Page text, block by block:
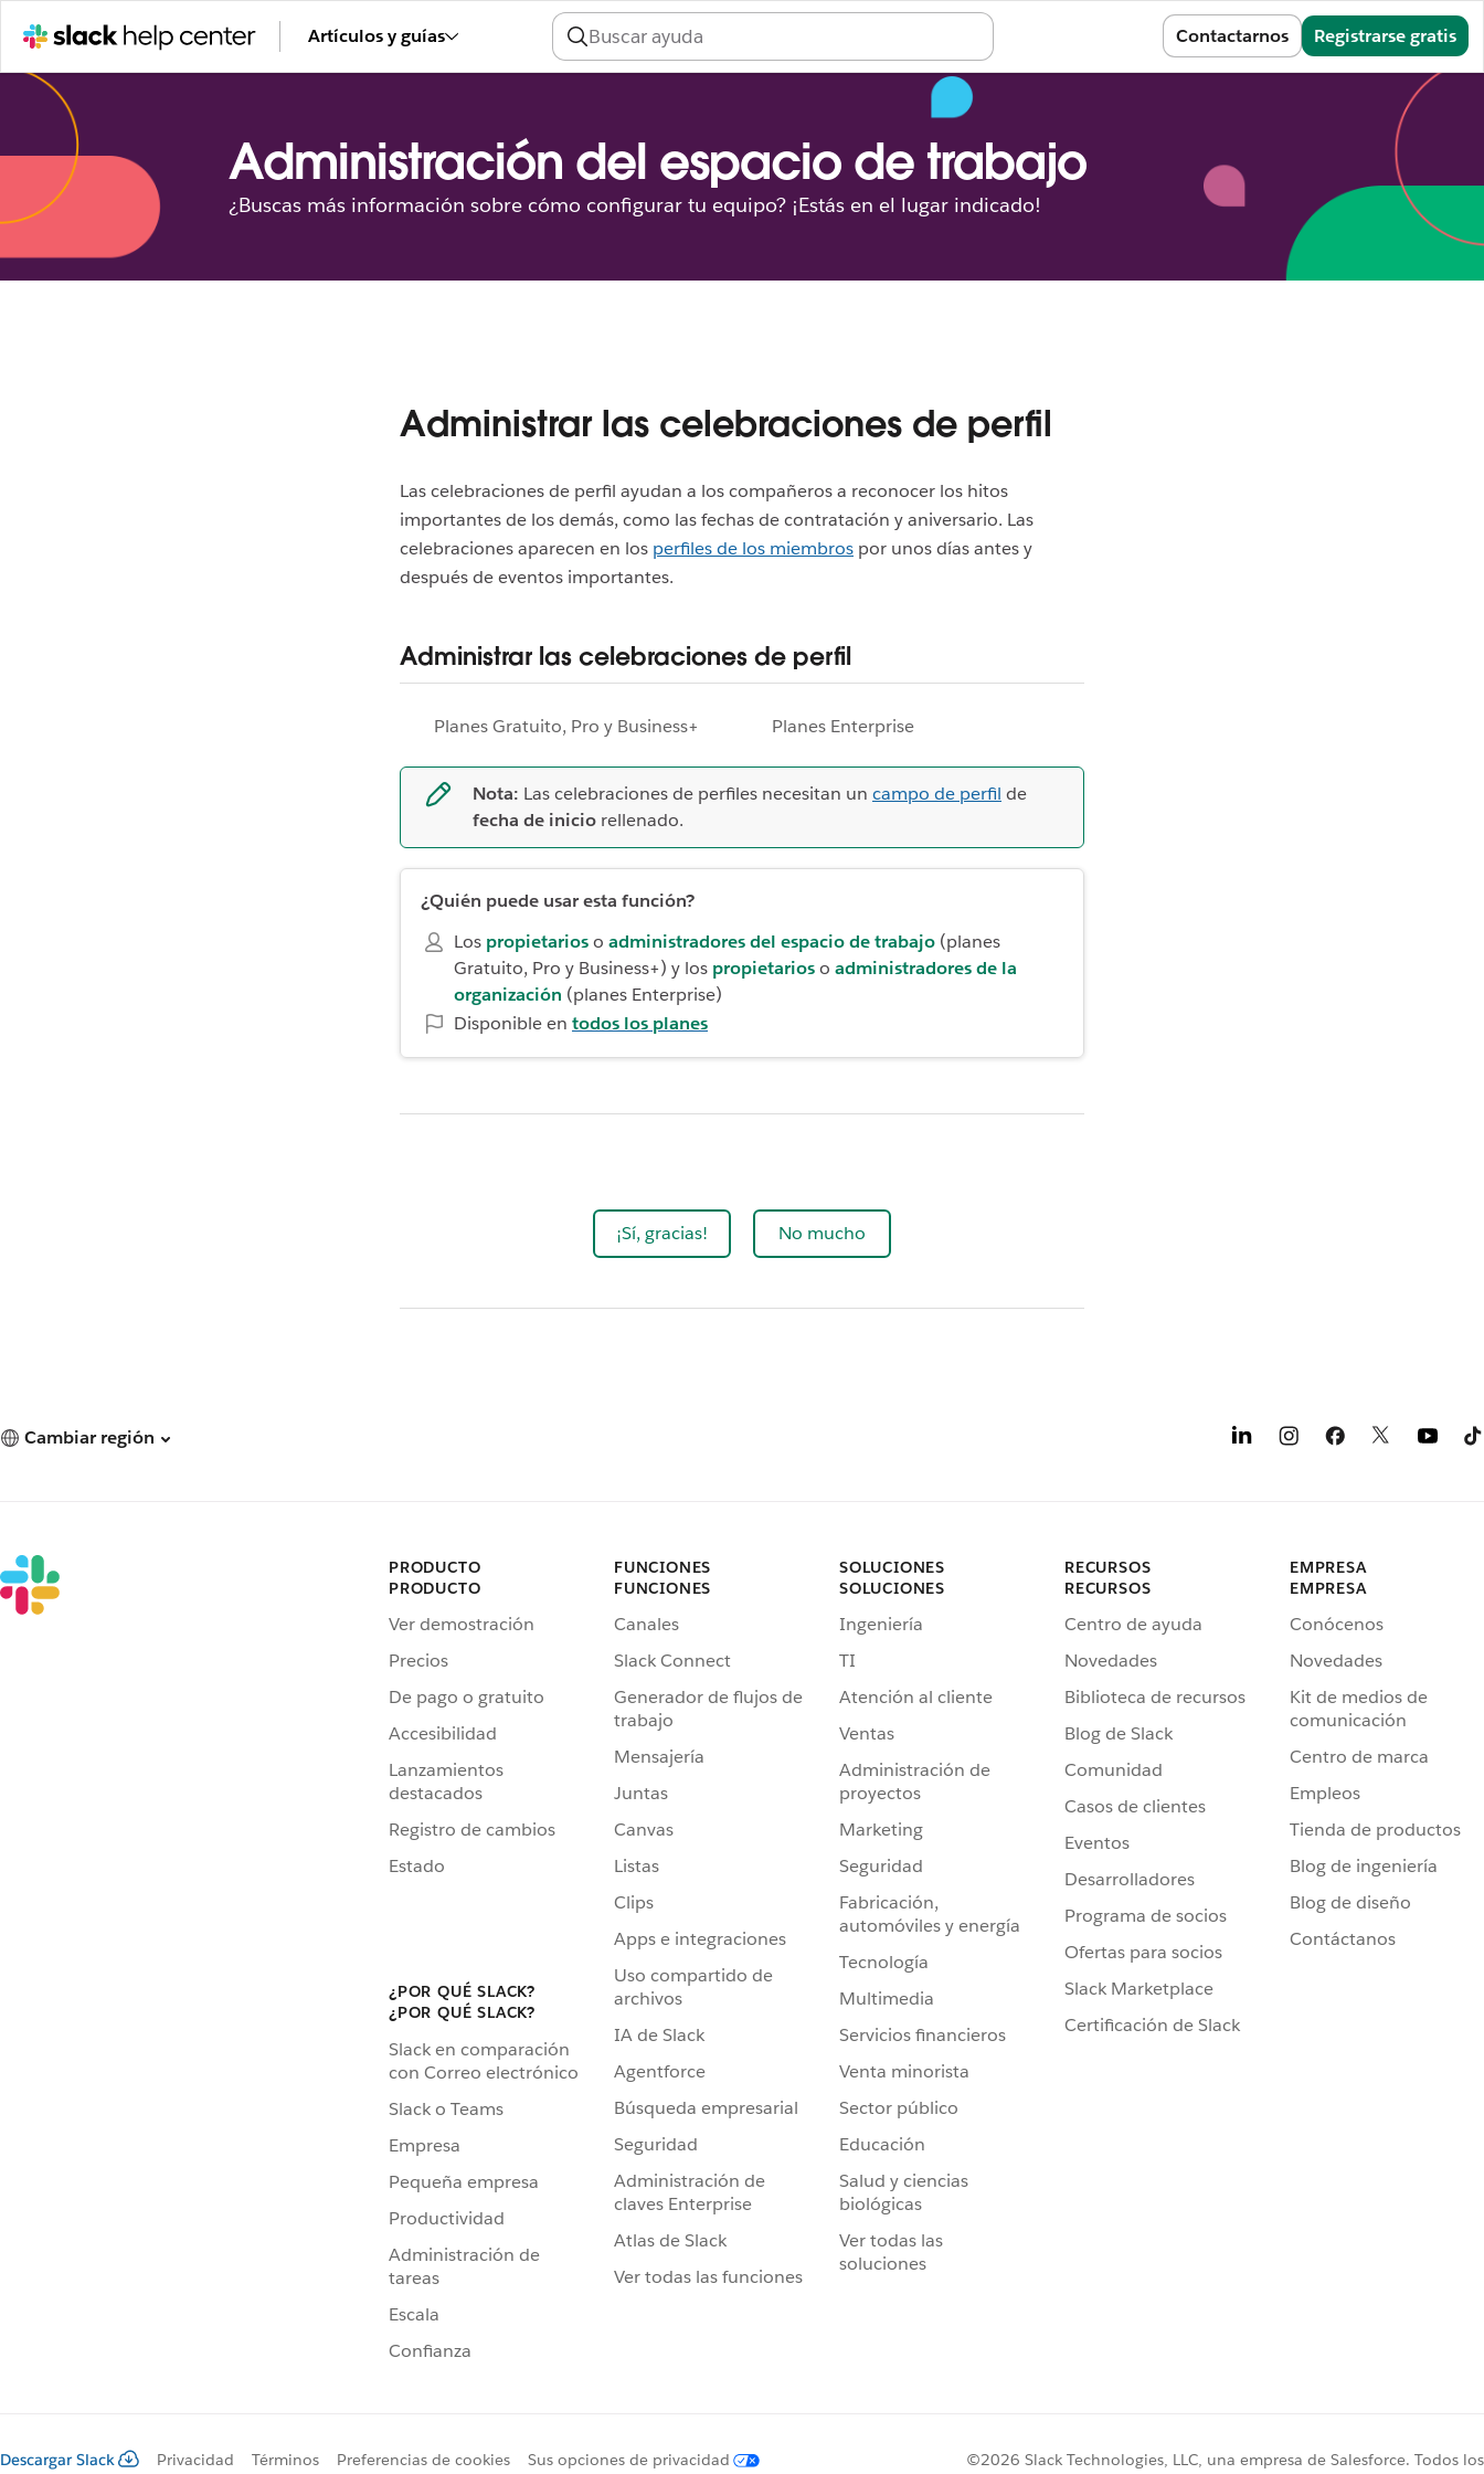
Artículos y guías Contactarnos Registrarse gratis
Administración del espacio de trabajo
¿Buscas más información sobre cómo configurar tu equipo? ¡Estás en el lugar indicado!
Administrar las celebraciones de perfil
Las celebraciones de perfil ayudan a los compañeros a reconocer los hitos
importantes de los demás, como las fechas de contratación y aniversario. Las
celebraciones aparecen en los perfiles de los miembros por unos días antes y
después de eventos importantes.
Administrar las celebraciones de perfil
Planes Gratuito, Pro y Business+ Planes Enterprise
Nota: Las celebraciones de perfiles necesitan un campo de perfil de
fecha de inicio rellenado.
¿Quién puede usar esta función?
Los propietarioso administradores del espacio de trabajo (planes
Gratuito, Pro y Business+) y los propietarioso administradores de la
organización (planes Enterprise)
Disponible en todos los planes
¡Sí, gracias! No mucho
Cambiar región
PRODUCTO
PRODUCTO
Ver demostración
Precios
De pago o gratuito
Accesibilidad
Lanzamientos
destacados
Registro de cambios
Estado
¿POR QUÉ SLACK?
¿POR QUÉ SLACK?
Slack en comparación
con Correo electrónico
Slack o Teams
Empresa
Pequeña empresa
Productividad
Administración de
tareas
Escala
Confianza
FUNCIONES
FUNCIONES
Canales
Slack Connect
Generador de flujos de
trabajo
Mensajería
Juntas
Canvas
Listas
Clips
Apps e integraciones
Uso compartido de
archivos
IA de Slack
Agentforce
Búsqueda empresarial
Seguridad
Administración de
claves Enterprise
Atlas de Slack
Ver todas las funciones
SOLUCIONES
SOLUCIONES
Ingeniería
TI
Atención al cliente
Ventas
Administración de
proyectos
Marketing
Seguridad
Fabricación,
automóviles y energía
Tecnología
Multimedia
Servicios financieros
Venta minorista
Sector público
Educación
Salud y ciencias
biológicas
Ver todas las
soluciones
RECURSOS
RECURSOS
Centro de ayuda
Novedades
Biblioteca de recursos
Blog de Slack
Comunidad
Casos de clientes
Eventos
Desarrolladores
Programa de socios
Ofertas para socios
Slack Marketplace
Certificación de Slack
EMPRESA
EMPRESA
Conócenos
Novedades
Kit de medios de
comunicación
Centro de marca
Empleos
Tienda de productos
Blog de ingeniería
Blog de diseño
Contáctanos
Descargar Slack Privacidad Términos Preferencias de cookies Sus opciones de privacidad
©2026 Slack Technologies, LLC, una empresa de Salesforce. Todos los